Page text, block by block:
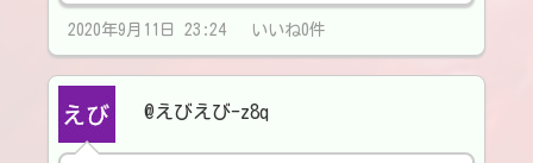
2020年9月11日 23:24 いいね0件
@えびえび-z8q